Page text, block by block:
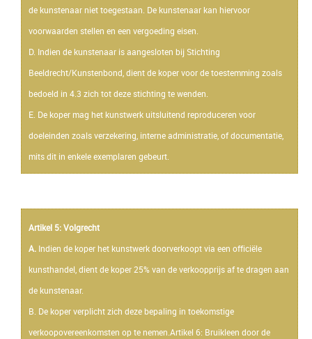
de kunstenaar niet toegestaan. De kunstenaar kan hiervoor
voorwaarden stellen en een vergoeding eisen.
D. Indien de kunstenaar is aangesloten bij Stichting
Beeldrecht/Kunstenbond, dient de koper voor de toestemming zoals
bedoeld in 4.3 zich tot deze stichting te wenden.
E. De koper mag het kunstwerk uitsluitend reproduceren voor
doeleinden zoals verzekering, interne administratie, of documentatie,
mits dit in enkele exemplaren gebeurt.
Artikel 5: Volgrecht
A. Indien de koper het kunstwerk doorverkoopt via een officiële
kunsthandel, dient de koper 25% van de verkoopprijs af te dragen aan
de kunstenaar.
B. De koper verplicht zich deze bepaling in toekomstige
verkoopovereenkomsten op te nemen.Artikel 6: Bruikleen door de